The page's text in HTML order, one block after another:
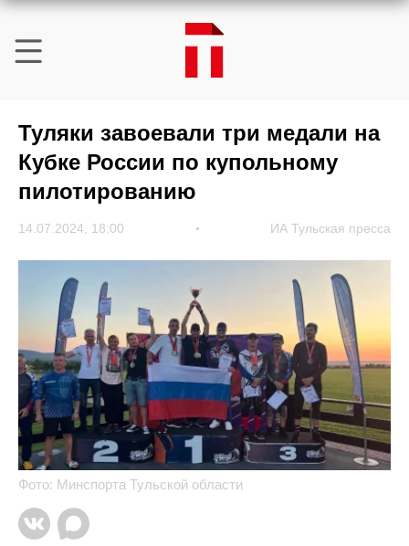
Туляки завоевали три медали на
Кубке России по купольному
пилотированию
14.07.2024, 18:00 ИА Тульская пресса
Фото: Минспорта Тульской области